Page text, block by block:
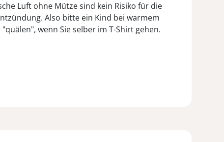
Luft ohne Mütze sind kein Risiko für die
Also bitte ein Kind bei warmem
wenn Sie selber im T-Shirt gehen.